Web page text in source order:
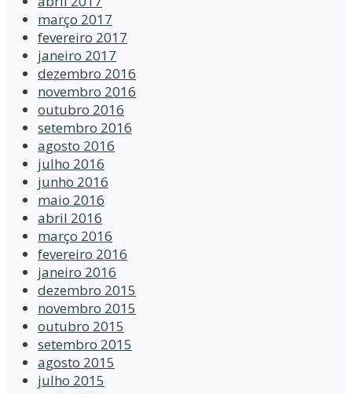
março 2017
fevereiro 2017
janeiro 2017
dezembro 2016
novembro 2016
outubro 2016
setembro 2016
agosto 2016
julho 2016
junho 2016
maio 2016
abril 2016
março 2016
fevereiro 2016
janeiro 2016
dezembro 2015
novembro 2015
outubro 2015
setembro 2015
agosto 2015
julho 2015